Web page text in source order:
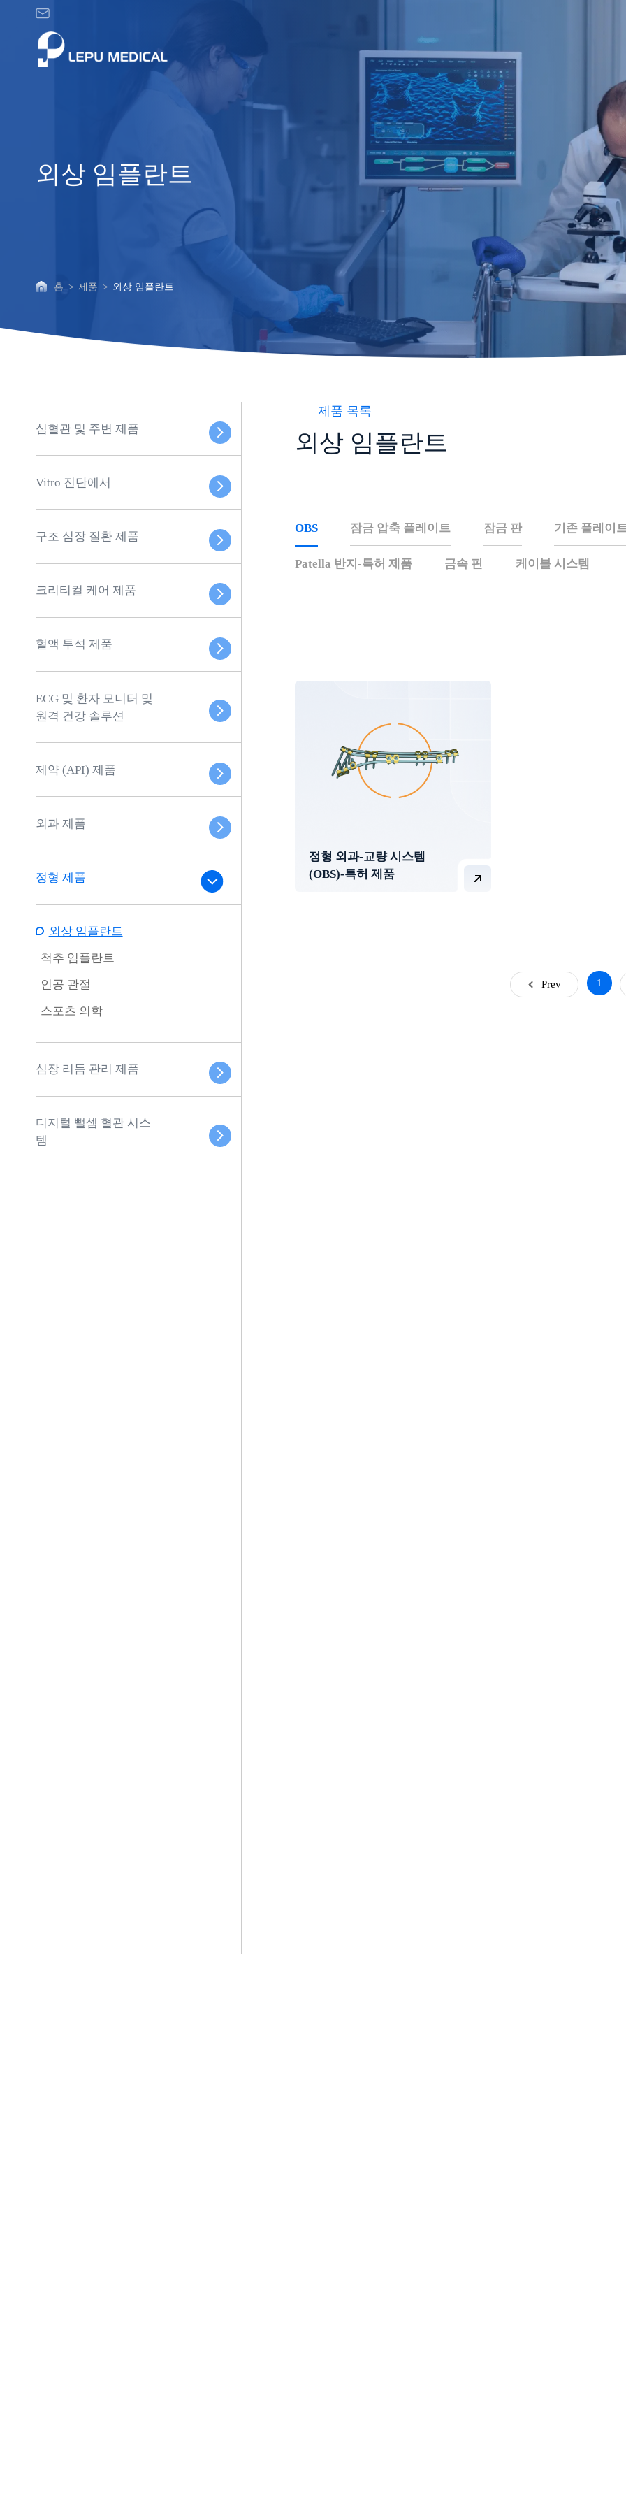
상
외상 임플란트
홈 > 제품 > 외상 임플란트
심혈관 및 주변 제품
Vitro 진단에서
구조 심장 질환 제품
크리티컬 케어 제품
혈액 투석 제품
ECG 및 환자 모니터 및
원격 건강 솔루션
제약 (API) 제품
외과 제품
정형 제품
외상 임플란트
척추 임플란트
인공 관절
스포츠 의학
심장 리듬 관리 제품
디지털 뺄셈 혈관 시스
템
제품 목록
외상 임플란트
OBS 잠금 압축 플레이트 잠금 판 기존 플레이
Patella 반지-특허 제품 금속 핀 케이블 시스템
정형 외과-교량 시스템
(OBS)-특허 제품
Prev 1